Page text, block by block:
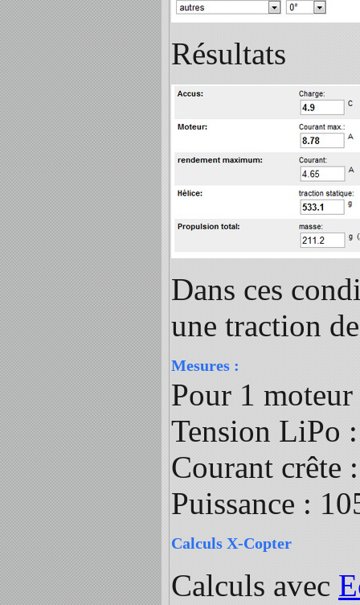
Résultats
Dans ces
une traction
Mesures :
Pour 1
Tension LiPo
Courant crête
Puissance :
Calculs X-Copter
Calculs avec